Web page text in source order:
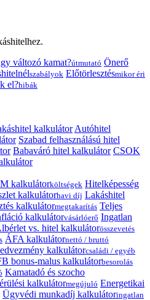
változó kamat?útmutató Önerő
szabályok Előtörlesztésmikor éri
el?hibák
kalkulátor Autóhitel
Szabad felhasználású hitel
Babaváró hitel kalkulátor CSOK
kalkulátorköltségek Hitelképesség
kalkulátorhavi díj Lakáshitel
kalkulátormegtakarítás Teljes
kalkulátorvásárlóerő Ingatlan
vs. hitel kalkulátorösszevetés
ÁFA kalkulátornettó / bruttó
kalkulátorcsaládi / egyéb
bonus-malus kalkulátorbesorolás
Kamatadó és szocho
kalkulátormegújuló Energetikai
Ügyvédi munkadíj kalkulátoringatlan